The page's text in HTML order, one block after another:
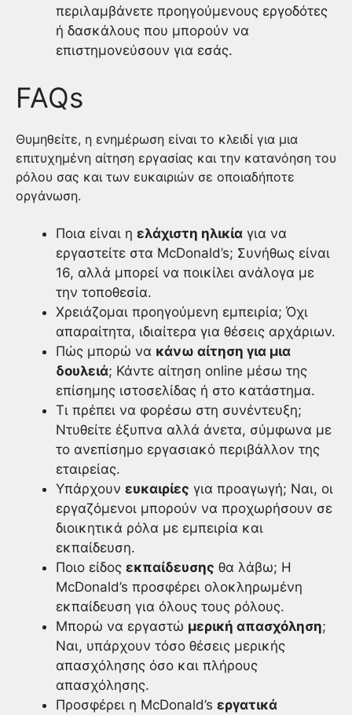
περιλαμβάνετε προηγούμενους εργοδότες
ή δασκάλους που μπορούν να
επιστημονεύσουν για εσάς.
FAQs
Θυμηθείτε, η ενημέρωση είναι το κλειδί για μια
επιτυχημένη αίτηση εργασίας και την κατανόηση του
ρόλου σας και των ευκαιριών σε οποιαδήποτε
οργάνωση.
Ποια είναι η ελάχιστη ηλικία για να
εργαστείτε στα McDonald’s; Συνήθως είναι
16, αλλά μπορεί να ποικίλει ανάλογα με
την τοποθεσία.
Χρειάζομαι προηγούμενη εμπειρία; Όχι
απαραίτητα, ιδιαίτερα για θέσεις αρχάριων.
Πώς μπορώ να κάνω αίτηση για μια
δουλειά; Κάντε αίτηση online μέσω της
επίσημης ιστοσελίδας ή στο κατάστημα.
Τι πρέπει να φορέσω στη συνέντευξη;
Ντυθείτε έξυπνα αλλά άνετα, σύμφωνα με
το ανεπίσημο εργασιακό περιβάλλον της
εταιρείας.
Υπάρχουν ευκαιρίες για προαγωγή; Ναι, οι
εργαζόμενοι μπορούν να προχωρήσουν σε
διοικητικά ρόλα με εμπειρία και
εκπαίδευση.
Ποιο είδος εκπαίδευσης θα λάβω; Η
McDonald’s προσφέρει ολοκληρωμένη
εκπαίδευση για όλους τους ρόλους.
Μπορώ να εργαστώ μερική απασχόληση;
Ναι, υπάρχουν τόσο θέσεις μερικής
απασχόλησης όσο και πλήρους
απασχόλησης.
Προσφέρει η McDonald’s εργατικά